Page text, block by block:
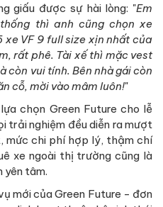
giấu được sự hài lòng: "Em
thì anh cũng chọn xe
xe VF 9 full size xịn nhất của
rất phê. Tài xế thì mặc vest
còn vui tính. Bên nhà gái còn
cỗ, mời vào mâm luôn!"
chọn Green Future cho lễ
trải nghiệm đều diễn ra mượt
mức chi phí hợp lý, thậm chí
xe ngoài thị trường cũng là
yên tâm.
mới của Green Future - đơn